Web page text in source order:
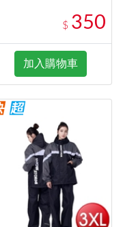
$ 350
加入購物車